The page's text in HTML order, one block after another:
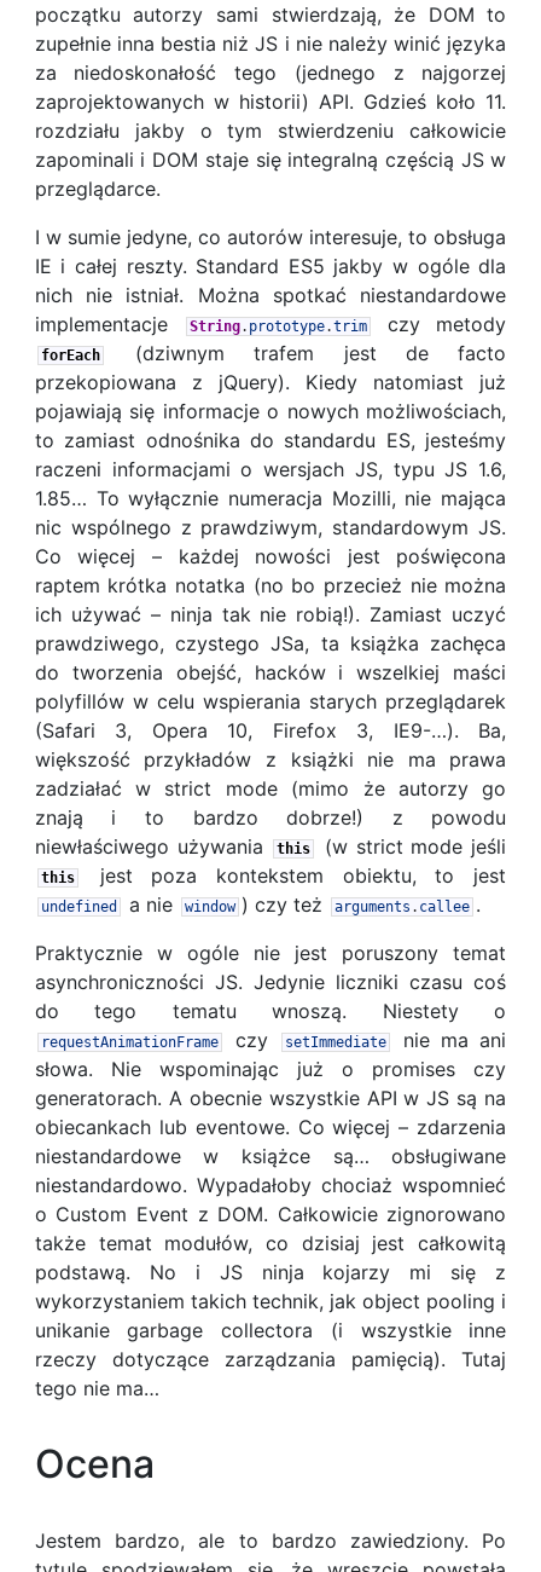
początku autorzy sami stwierdzają, że DOM to
zupełnie inna bestia niż JS i nie należy winić języka
za niedoskonałość tego (jednego z najgorzej
zaprojektowanych w historii) API. Gdzieś koło 11.
rozdziału jakby o tym stwierdzeniu całkowicie
zapominali i DOM staje się integralną częścią JS w
przeglądarce.
I w sumie jedyne, co autorów interesuje, to obsługa
IE i całej reszty. Standard ES5 jakby w ogóle dla
nich nie istniał. Można spotkać niestandardowe
implementacje
String. prototype.trim czy metody
forEach
(dziwnym trafem jest de facto
przekopiowana z jQuery). Kiedy natomiast już
pojawiają się informacje o nowych możliwościach,
to zamiast odnośnika do standardu ES, jesteśmy
raczeni informacjami o wersjach JS, typu JS 1.6,
1.85… To wyłącznie numeracja Mozilli, nie mająca
nic wspólnego z prawdziwym, standardowym JS.
Co więcej – każdej nowości jest poświęcona
raptem krótka notatka (no bo przecież nie można
ich używać – ninja tak nie robią!). Zamiast uczyć
prawdziwego, czystego JSa, ta książka zachęca
do tworzenia obejść, hacków i wszelkiej maści
polyfillów w celu wspierania starych przeglądarek
(Safari 3, Opera 10, Firefox 3, IE9-…). Ba,
większość przykładów z książki nie ma prawa
zadziałać w strict mode (mimo że autorzy go
znają i to bardzo dobrze!) z powodu
niewłaściwego używania
this (w strict mode jeśli
this jest poza kontekstem obiektu, to jest
undefined a nie window ) czy też arguments . callee .
Praktycznie w ogóle nie jest poruszony temat
asynchroniczności JS. Jedynie liczniki czasu coś
do tego tematu wnoszą. Niestety o
requestAnimationFrame czy setImmediate
nie ma ani
słowa. Nie wspominając już o promises czy
generatorach. A obecnie wszystkie API w JS są na
obiecankach lub eventowe. Co więcej – zdarzenia
niestandardowe w książce są… obsługiwane
niestandardowo. Wypadałoby chociaż wspomnieć
o Custom Event z DOM. Całkowicie zignorowano
także temat modułów, co dzisiaj jest całkowitą
podstawą. No i JS ninja kojarzy mi się z
wykorzystaniem takich technik, jak object pooling i
unikanie garbage collectora (i wszystkie inne
rzeczy dotyczące zarządzania pamięcią). Tutaj
tego nie ma…
Ocena
Jestem bardzo, ale to bardzo zawiedziony. Po